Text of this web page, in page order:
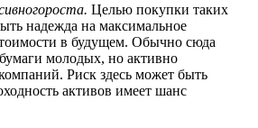
роста. Целью покупки таких
надежда на максимальное
в будущем. Обычно сюда
молодых, но активно
Риск здесь может быть
активов имеет шанс